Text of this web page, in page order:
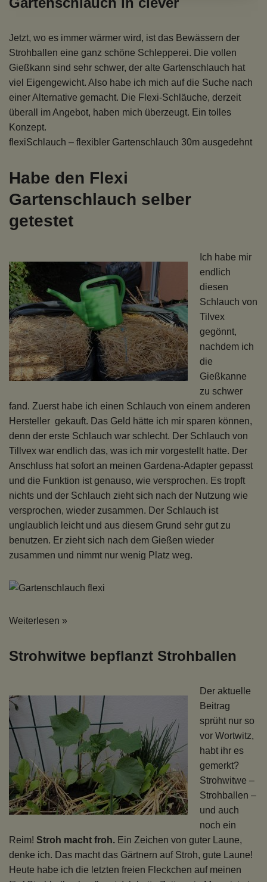
Jetzt, wo es immer wärmer wird, ist das Bewässern der
Strohballen eine ganz schöne Schlepperei. Die vollen
Gießkann sind sehr schwer, der alte Gartenschlauch hat
viel Eigengewicht. Also habe ich mich auf die Suche nach
einer Alternative gemacht. Die Flexi-Schläuche, derzeit
überall im Angebot, haben mich überzeugt. Ein tolles
Konzept.
flexiSchlauch – flexibler Gartenschlauch 30m ausgedehnt
Habe den Flexi
Gartenschlauch selber
getestet
Ich habe mir
endlich
diesen
Schlauch von
Tilvex
gegönnt,
nachdem ich
die
Gießkanne
zu schwer
fand. Zuerst habe ich einen Schlauch von einem anderen
Hersteller gekauft. Das Geld hätte ich mir sparen können,
denn der erste Schlauch war schlecht. Der Schlauch von
Tillvex war endlich das, was ich mir vorgestellt hatte. Der
Anschluss hat sofort an meinen Gardena-Adapter gepasst
und die Funktion ist genauso, wie versprochen. Es tropft
nichts und der Schlauch zieht sich nach der Nutzung wie
versprochen, wieder zusammen. Der Schlauch ist
unglaublich leicht und aus diesem Grund sehr gut zu
benutzen. Er zieht sich nach dem Gießen wieder
zusammen und nimmt nur wenig Platz weg.
Weiterlesen »
Strohwitwe bepflanzt Strohballen
Der aktuelle
Beitrag
sprüht nur so
vor Wortwitz,
habt ihr es
gemerkt?
Strohwitwe –
Strohballen –
und auch
noch ein
Reim! Stroh macht froh. Ein Zeichen von guter Laune,
denke ich. Das macht das Gärtnern auf Stroh, gute Laune!
Heute habe ich die letzten freien Fleckchen auf meinen